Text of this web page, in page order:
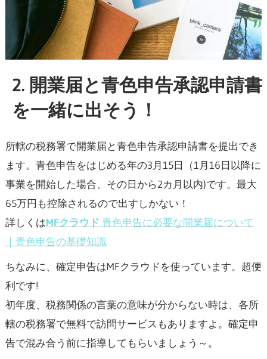
2. 開業届と青色申告承認申請書
を一緒に出そう！
所轄の税務署で開業届と青色申告承認申請書を提出でき
ます。青色申告をはじめる年の3月15日（1月16日以降に
事業を開始した場合、その日から2カ月以内)です。最大
65万円も控除されるので出すしかない！
詳しくはMFクラウド 青色申告に必要な開業届について
｜青色申告の基礎知識
ちなみに、確定申告はMFクラウドを使っています。超便
利です!
初年度、税務関係の言葉の意味が分からない時は、各所
轄の税務署で無料で訪問サービスもありますよ。確定申
告で混み合う前に指導してもらいましょう～。